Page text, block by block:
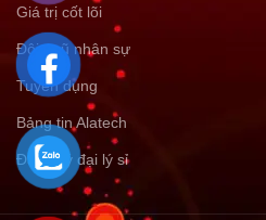
Giá trị cốt lõi
Đội ngũ nhân sự
Tuyển dụng
Bảng tin Alatech
Đăng ký đại lý sỉ